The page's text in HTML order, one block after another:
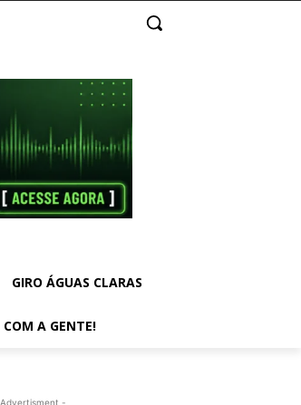
GIRO ÁGUAS CLARAS
COM A GENTE!
-